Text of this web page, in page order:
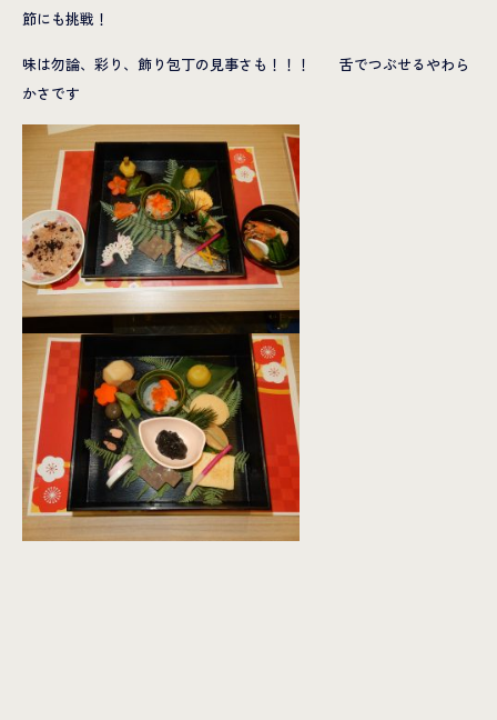
節にも挑戦！
味は勿論、彩り、飾り包丁の見事さも！！！ 舌でつぶせるやわら
かさです